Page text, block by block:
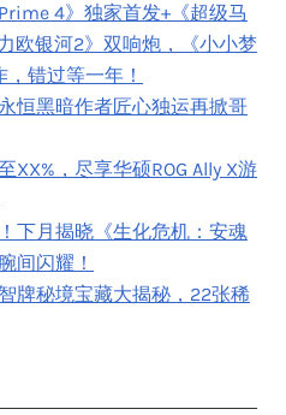
4》独家首发+《超级马
欧银河2》双响炮，《小小梦
错过等一年！
恒黑暗作者匠心独运再掀哥
XX%，尽享华硕ROG Ally X游
下月揭晓《生化危机：安魂
间闪耀！
牌秘境宝藏大揭秘，22张稀